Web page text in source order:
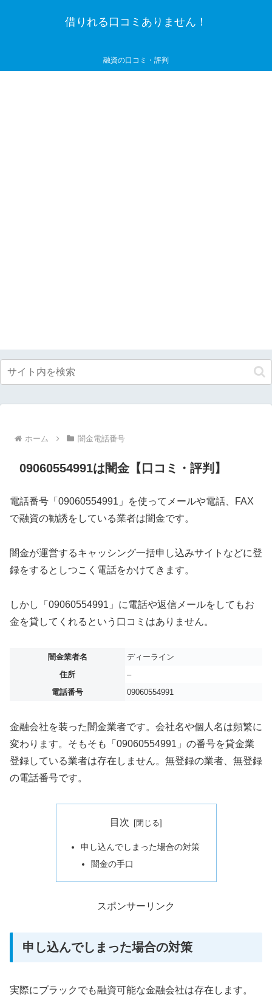
借りれる口コミありません！
融資の口コミ・評判
ホーム 闇金電話番号
09060554991は闇金【口コミ・評判】
電話番号「09060554991」を使ってメールや電話、FAX
で融資の勧誘をしている業者は闇金です。
闇金が運営するキャッシング一括申し込みサイトなどに登
録をするとしつこく電話をかけてきます。
しかし「09060554991」に電話や返信メールをしてもお
金を貸してくれるという口コミはありません。
闇金業者名
ディーライン
住所
–
電話番号
09060554991
金融会社を装った闇金業者です。会社名や個人名は頻繁に
変わります。そもそも「09060554991」の番号を貸金業
登録している業者は存在しません。無登録の業者、無登録
の電話番号です。
目次
申し込んでしまった場合の対策
闇金の手口
スポンサーリンク
申し込んでしまった場合の対策
実際にブラックでも融資可能な金融会社は存在します。